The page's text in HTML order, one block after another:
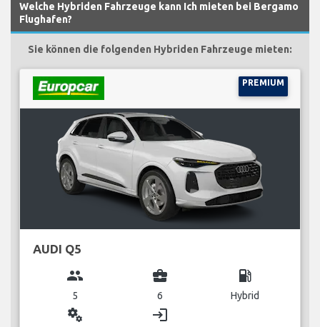
Welche Hybriden Fahrzeuge kann Ich mieten bei Bergamo
Flughafen?
Sie können die folgenden Hybriden Fahrzeuge mieten:
PREMIUM
AUDI Q5
group
5
business_center
6
local_gas_station
Hybrid
miscellaneous_services login